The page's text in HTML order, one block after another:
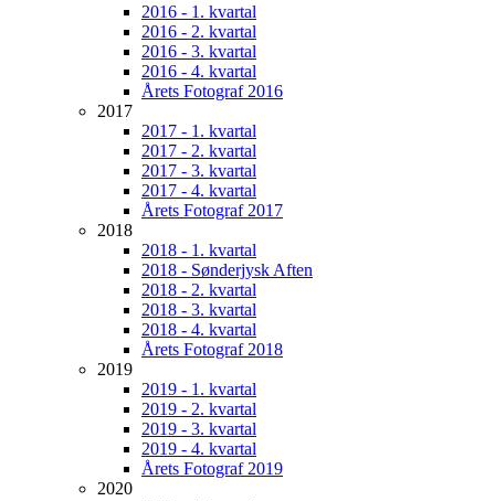
2016 - 1. kvartal
2016 - 2. kvartal
2016 - 3. kvartal
2016 - 4. kvartal
Årets Fotograf 2016
2017
2017 - 1. kvartal
2017 - 2. kvartal
2017 - 3. kvartal
2017 - 4. kvartal
Årets Fotograf 2017
2018
2018 - 1. kvartal
2018 - Sønderjysk Aften
2018 - 2. kvartal
2018 - 3. kvartal
2018 - 4. kvartal
Årets Fotograf 2018
2019
2019 - 1. kvartal
2019 - 2. kvartal
2019 - 3. kvartal
2019 - 4. kvartal
Årets Fotograf 2019
2020